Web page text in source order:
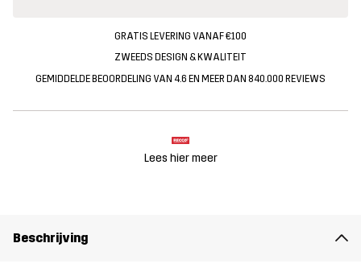
GRATIS LEVERING VANAF €100
ZWEEDS DESIGN & KWALITEIT
GEMIDDELDE BEOORDELING VAN 4.6 EN MEER DAN 840.000 REVIEWS
Lees hier meer
Beschrijving